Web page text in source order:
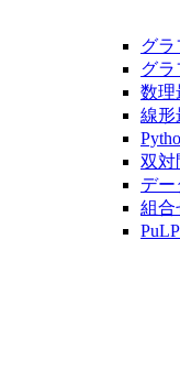
グラ
グラ
数理
線形
双対
デー
組合